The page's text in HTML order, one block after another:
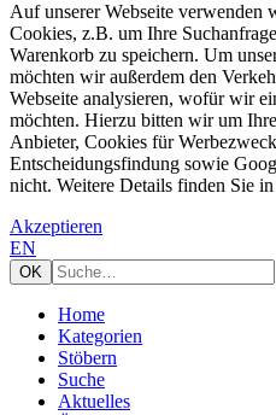
Auf unserer Webseite verwenden
Cookies, z.B. um Ihre
Warenkorb zu speichern. Um
möchten wir außerdem den
Webseite analysieren, wofür wir
möchten. Hierzu bitten wir um
Anbieter, Cookies für
Entscheidungsfindung sowie
nicht. Weitere Details finden Sie
Akzeptieren
EN
Home
Kategorien
Stöbern
Suche
Aktuelles